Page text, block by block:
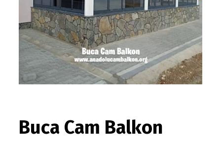
Buca Cam Balkon